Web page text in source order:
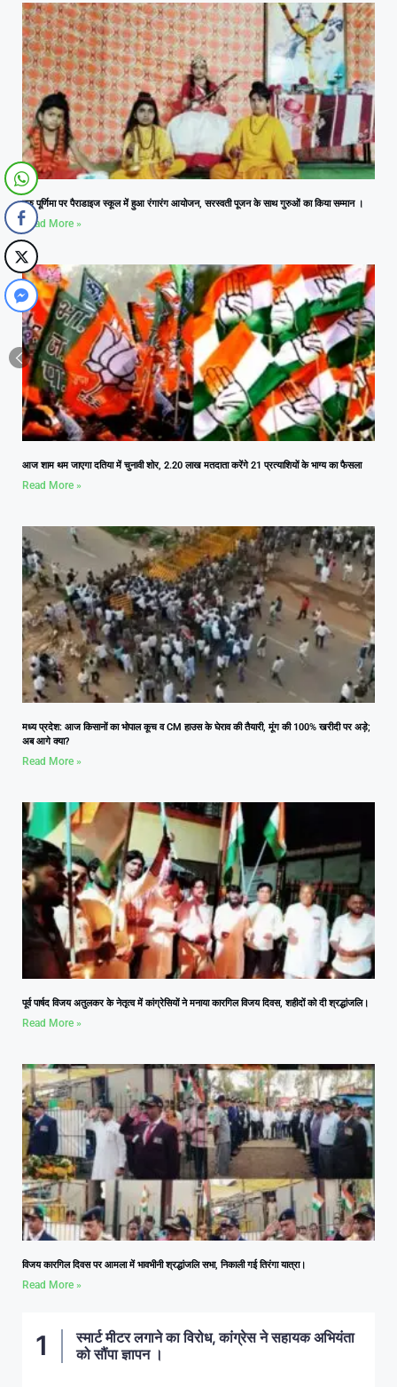
गुरु पूर्णिमा पर पैराडाइज स्कूल में हुआ रंगारंग आयोजन, सरस्वती पूजन के साथ गुरुओं का किया सम्मान ।
Read More »
आज शाम थम जाएगा दतिया में चुनावी शोर, 2.20 लाख मतदाता करेंगे 21 प्रत्याशियों के भाग्य का फैसला
Read More »
मध्य प्रदेश: आज किसानों का भोपाल कूच व CM हाउस के घेराव की तैयारी, मूंग की 100% खरीदी पर अड़े;
अब आगे क्या?
Read More »
पूर्व पार्षद विजय अतुलकर के नेतृत्व में कांग्रेसियों ने मनाया कारगिल विजय दिवस, शहीदों को दी श्रद्धांजलि।
Read More »
विजय कारगिल दिवस पर आमला में भावभीनी श्रद्धांजलि सभा, निकाली गई तिरंगा यात्रा।
Read More »
स्मार्ट मीटर लगाने का विरोध, कांग्रेस ने सहायक अभियंता
को सौंपा ज्ञापन ।